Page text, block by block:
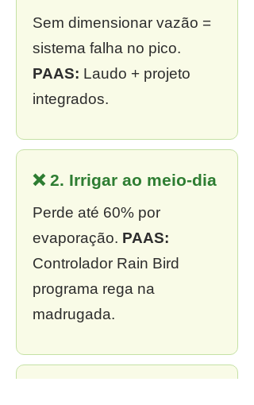
Sem dimensionar vazão =
sistema falha no pico.
PAAS: Laudo + projeto
integrados.
❌ 2. Irrigar ao meio-dia
Perde até 60% por
evaporação. PAAS:
Controlador Rain Bird
programa rega na
madrugada.